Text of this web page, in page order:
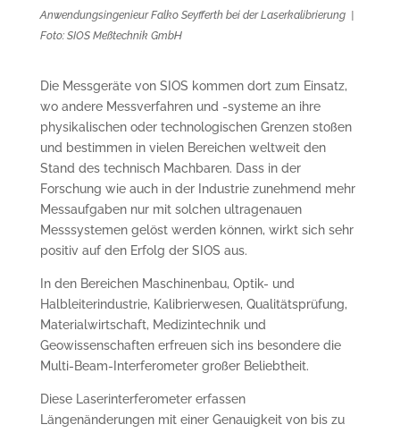
Anwendungsingenieur Falko Seyfferth bei der Laserkalibrierung |
Foto: SIOS Meßtechnik GmbH
Die Messgeräte von SIOS kommen dort zum Einsatz,
wo andere Messverfahren und -systeme an ihre
physikalischen oder technologischen Grenzen stoßen
und bestimmen in vielen Bereichen weltweit den
Stand des technisch Machbaren. Dass in der
Forschung wie auch in der Industrie zunehmend mehr
Messaufgaben nur mit solchen ultragenauen
Messsystemen gelöst werden können, wirkt sich sehr
positiv auf den Erfolg der SIOS aus.
In den Bereichen Maschinenbau, Optik- und
Halbleiterindustrie, Kalibrierwesen, Qualitätsprüfung,
Materialwirtschaft, Medizintechnik und
Geowissenschaften erfreuen sich ins besondere die
Multi-Beam-Interferometer großer Beliebtheit.
Diese Laserinterferometer erfassen
Längenänderungen mit einer Genauigkeit von bis zu